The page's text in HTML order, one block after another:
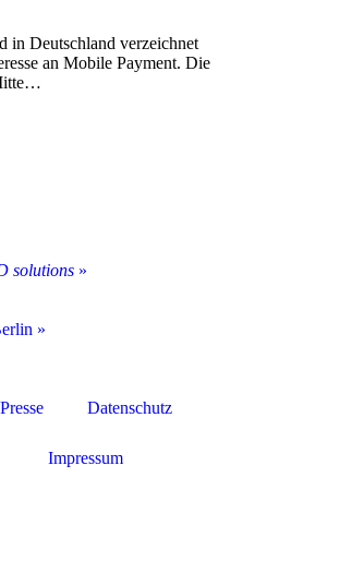
in Deutschland verzeichnet
an Mobile Payment. Die
solutions»
»
Presse Datenschutz
Impressum